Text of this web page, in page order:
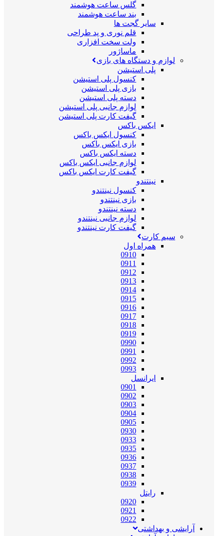
گلس ساعت هوشمند
بند ساعت هوشمند
سایر گجت ها
قلم نوری و پد طراحی
ولت سخت افزاری
ماساژور
لوازم و دستگاه های بازی
پلی استیشن
کنسول پلی استیشن
بازی پلی استیشن
دسته پلی استیشن
لوازم جانبی پلی استیشن
گیفت کارت پلی استیشن
ایکس باکس
کنسول ایکس باکس
بازی ایکس باکس
دسته ایکس باکس
لوازم جانبی ایکس باکس
گیفت کارت ایکس باکس
نینتندو
کنسول نینتندو
بازی نینتندو
دسته نینتندو
لوازم جانبی نینتندو
گیفت کارت نینتندو
سیم کارت
همراه اول
0910
0911
0912
0913
0914
0915
0916
0917
0918
0919
0990
0991
0992
0993
ایرانسل
0901
0902
0903
0904
0905
0930
0933
0935
0936
0937
0938
0939
رایتل
0920
0921
0922
آرایشی و بهداشتی